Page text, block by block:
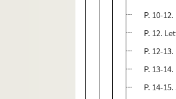
P. 10-
P. 12.
P. 12-
P. 13-
P. 14-